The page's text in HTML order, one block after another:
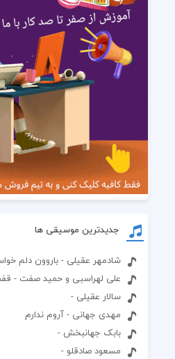
جدیدترین موسیقی ها
شادمهر عقیلی - باروون دلم
علی لهراسبی و حمید صفت -
سالار عقیلی -
مهدی جهانی - آروم ندارم
بابک جهانبخش -
مسعود صادقلو -